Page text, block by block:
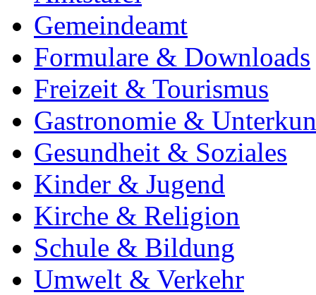
Gemeindeamt
Formulare & Downloads
Freizeit & Tourismus
Gastronomie &
Gesundheit & Soziales
Kinder & Jugend
Kirche & Religion
Schule & Bildung
Umwelt & Verkehr